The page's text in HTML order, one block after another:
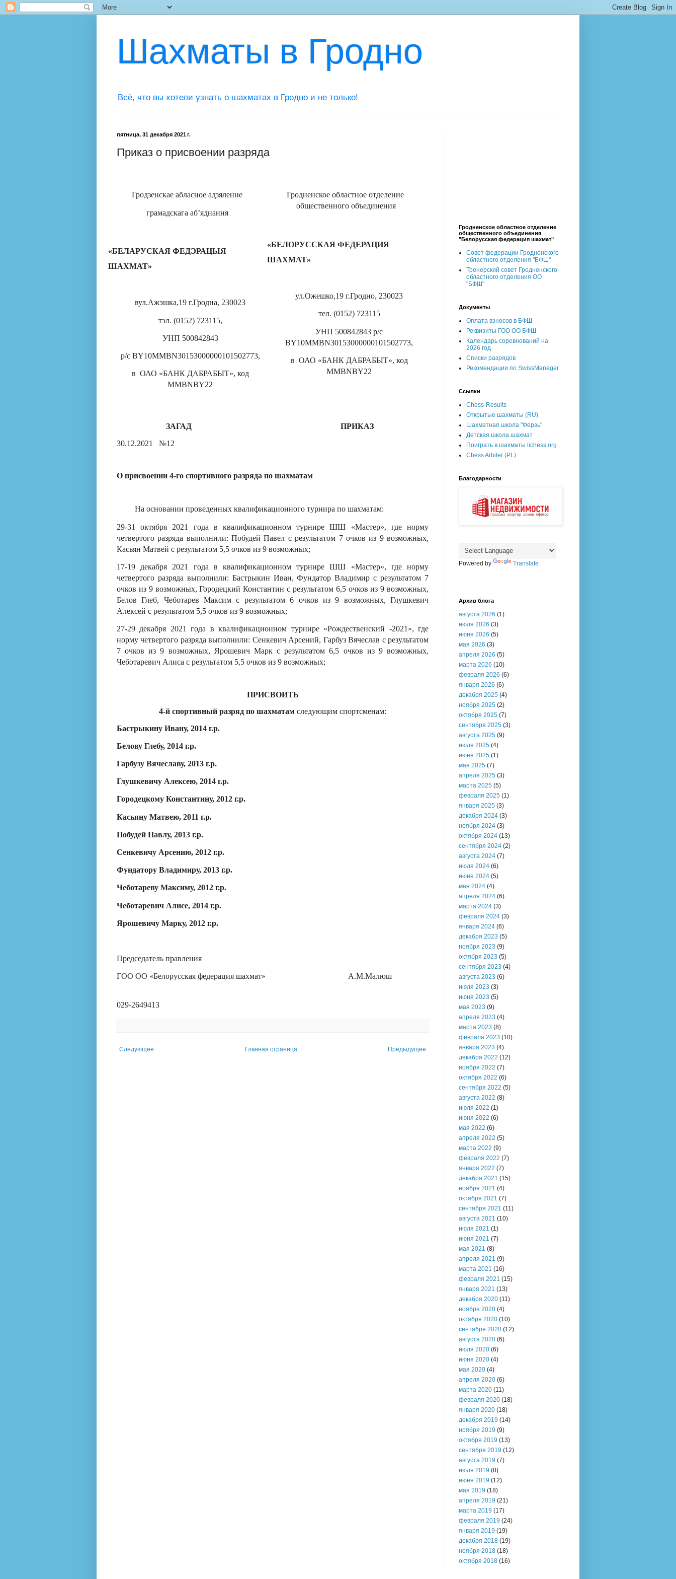
Шахматы в Гродно
Всё, что вы хотели узнать о шахматах в Гродно и не только!
пятница, 31 декабря 2021 г.
Приказ о присвоении разряда
Гродзенскае абласное адзяленне
грамадскага аб’яднання
«БЕЛАРУСКАЯ ФЕДЭРАЦЫЯ
ШАХМАТ»
вул.Ажэшка,19 г.Гродна, 230023
тэл. (0152) 723115,
УНП 500842843
р/с BY10MMBN30153000000101502773,
в ОАО «БАНК ДАБРАБЫТ», код
MMBNBY22
Гродненское областное отделение
общественного объединения
«БЕЛОРУССКАЯ ФЕДЕРАЦИЯ
ШАХМАТ»
ул.Ожешко,19 г.Гродно, 230023
тел. (0152) 723115
УНП 500842843 р/с
BY10MMBN30153000000101502773,
в ОАО «БАНК ДАБРАБЫТ», код
MMBNBY22
ЗАГАД
ПРИКАЗ
30.12.2021
№12
О присвоении 4-го спортивного разряда по шахматам
На основании проведенных квалификационного турнира по шахматам:
29-31 октября 2021 года в квалификационном турнире ШШ «Мастер», где норму
четвертого разряда выполнили: Побудей Павел с результатом 7 очков из 9 возможных,
Касьян Матвей с результатом 5,5 очков из 9 возможных;
17-19 декабря 2021 года в квалификационном турнире ШШ «Мастер», где норму
четвертого разряда выполнили: Бастрыкин Иван, Фундатор Владимир с результатом 7
очков из 9 возможных, Городецкий Константин с результатом 6,5 очков из 9 возможных,
Белов Глеб, Чеботарев Максим с результатом 6 очков из 9 возможных, Глушкевич
Алексей с результатом 5,5 очков из 9 возможных;
27-29 декабря 2021 года в квалификационном турнире «Рождественский -2021», где
норму четвертого разряда выполнили: Сенкевич Арсений, Гарбуз Вячеслав с результатом
7 очков из 9 возможных, Ярошевич Марк с результатом 6,5 очков из 9 возможных,
Чеботаревич Алиса с результатом 5,5 очков из 9 возможных;
ПРИСВОИТЬ
4-й спортивный разряд по шахматам следующим спортсменам:
Бастрыкину Ивану, 2014 г.р.
Белову Глебу, 2014 г.р.
Гарбузу Вячеславу, 2013 г.р.
Глушкевичу Алексею, 2014 г.р.
Городецкому Константину, 2012 г.р.
Касьяну Матвею, 2011 г.р.
Побудей Павлу, 2013 г.р.
Сенкевичу Арсению, 2012 г.р.
Фундатору Владимиру, 2013 г.р.
Чеботареву Максиму, 2012 г.р.
Чеботаревич Алисе, 2014 г.р.
Ярошевичу Марку, 2012 г.р.
Председатель правления
ГОО ОО «Белорусская федерация шахмат» А.М.Малюш
029-2649413
Следующее Предыдущее
Главная страница
Гродненское областное отделение
общественного объединения
"Белорусская федерация шахмат"
Совет федерации Гродненского
областного отделения "БФШ"
Тренерский совет Гродненского
областного отделения ОО
"БФШ"
Документы
Оплата взносов в БФШ
Реквизиты ГОО ОО БФШ
Календарь соревнований на
2026 год
Списки разрядов
Рекомендации по SwissManager
Ссылки
Chess-Results
Открытые шахматы (RU)
Шахматная школа "Ферзь"
Детская школа шахмат
Поиграть в шахматы lichess.org
Chess Arbiter (PL)
Благодарности
Powered by Translate
Архив блога
августа 2026 (1)
июля 2026 (3)
июня 2026 (5)
мая 2026 (3)
апреля 2026 (5)
марта 2026 (10)
февраля 2026 (6)
января 2026 (6)
декабря 2025 (4)
ноября 2025 (2)
октября 2025 (7)
сентября 2025 (3)
августа 2025 (9)
июля 2025 (4)
июня 2025 (1)
мая 2025 (7)
апреля 2025 (3)
марта 2025 (5)
февраля 2025 (1)
января 2025 (3)
декабря 2024 (3)
ноября 2024 (3)
октября 2024 (13)
сентября 2024 (2)
августа 2024 (7)
июля 2024 (6)
июня 2024 (5)
мая 2024 (4)
апреля 2024 (6)
марта 2024 (3)
февраля 2024 (3)
января 2024 (6)
декабря 2023 (5)
ноября 2023 (9)
октября 2023 (5)
сентября 2023 (4)
августа 2023 (6)
июля 2023 (3)
июня 2023 (5)
мая 2023 (9)
апреля 2023 (4)
марта 2023 (8)
февраля 2023 (10)
января 2023 (4)
декабря 2022 (12)
ноября 2022 (7)
октября 2022 (6)
сентября 2022 (5)
августа 2022 (8)
июля 2022 (1)
июня 2022 (6)
мая 2022 (6)
апреля 2022 (5)
марта 2022 (9)
февраля 2022 (7)
января 2022 (7)
декабря 2021 (15)
ноября 2021 (4)
октября 2021 (7)
сентября 2021 (11)
августа 2021 (10)
июля 2021 (1)
июня 2021 (7)
мая 2021 (8)
апреля 2021 (9)
марта 2021 (16)
февраля 2021 (15)
января 2021 (13)
декабря 2020 (11)
ноября 2020 (4)
октября 2020 (10)
сентября 2020 (12)
августа 2020 (6)
июля 2020 (6)
июня 2020 (4)
мая 2020 (4)
апреля 2020 (6)
марта 2020 (11)
февраля 2020 (18)
января 2020 (18)
декабря 2019 (14)
ноября 2019 (9)
октября 2019 (13)
сентября 2019 (12)
августа 2019 (7)
июля 2019 (8)
июня 2019 (12)
мая 2019 (18)
апреля 2019 (21)
марта 2019 (17)
февраля 2019 (24)
января 2019 (19)
декабря 2018 (19)
ноября 2018 (18)
октября 2018 (16)